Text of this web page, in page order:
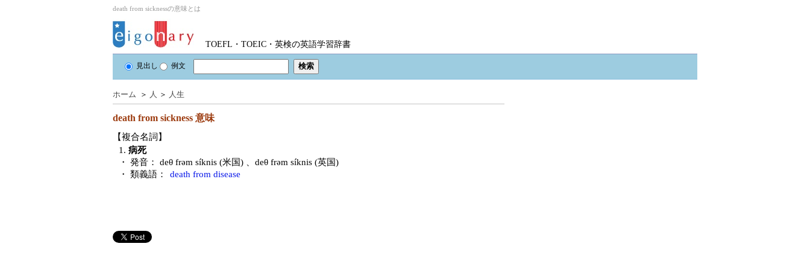
death from sicknessの意味とは
TOEFL・TOEIC・英検の英語学習辞書
見出し 例文
ホーム ＞ 人 ＞ 人生
death from sickness 意味
【複合名詞】
1. 病死
・ 発音：
deθ frəm síknis (米国) 、deθ frəm síknis (英国)
・ 類義語：
death from disease